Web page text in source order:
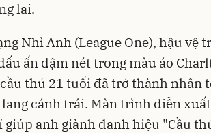
lai.
Nhì Anh (League One), hậu vệ
ấn đậm nét trong màu áo
thủ 21 tuổi đã trở thành nhân
cánh trái. Màn trình diễn
giúp anh giành danh hiệu "Cầu